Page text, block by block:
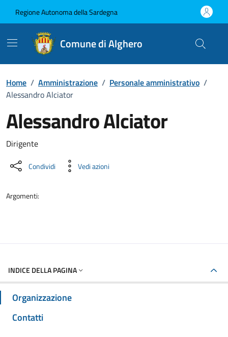
Regione Autonoma della Sardegna
Comune di Alghero
Home / Amministrazione / Personale amministrativo /
Alessandro Alciator
Alessandro Alciator
Dettaglio della persona
Dirigente
Condividi Vedi azioni
Argomenti:
INDICE DELLA PAGINA
Organizzazione
Contatti